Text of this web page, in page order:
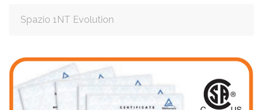
Spazio 1NT Evolution